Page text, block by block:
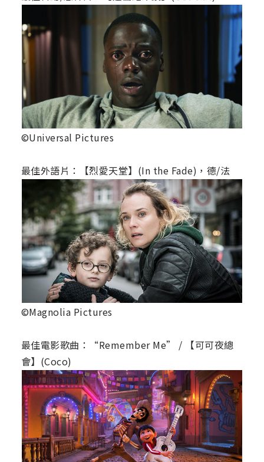
©Universal Pictures
最佳外語片：【烈愛天堂】(In the Fade)，德/法
©Magnolia Pictures
最佳電影歌曲：“Remember Me” / 【可可夜總
會】(Coco)